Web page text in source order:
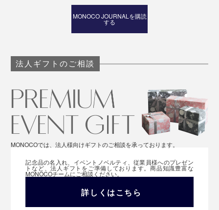
MONOCO JOURNALを購読
する
法人ギフトのご相談
MONOCOでは、法人様向けギフトのご相談を承っております。
記念品の名入れ、イベントノベルティ、従業員様へのプレゼン
トなど、法人ギフトをご準備しております。商品知識豊富な
MONOCOチームにご相談ください。
詳しくはこちら